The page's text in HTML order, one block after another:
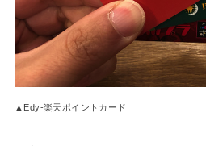
▲Edy-楽天ポイントカード